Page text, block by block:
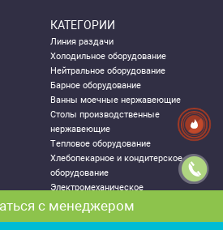
КАТЕГОРИИ
Линия раздачи
Холодильное оборудование
Нейтральное оборудование
Барное оборудование
Ванны моечные нержавеющие
Столы производственные
нержавеющие
Тепловое оборудование
Хлебопекарное и кондитерское
оборудование
Электромеханическое
оборудование
Посудомоечное оборудование
с менеджером